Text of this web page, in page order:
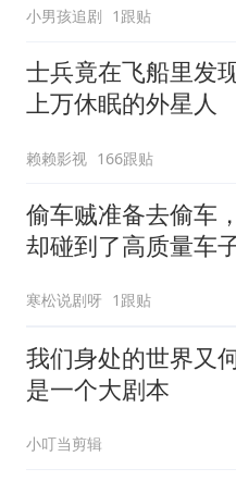
小男孩追剧 1跟贴
士兵竟在飞船里发
上万休眠的外星人
赖赖影视 166跟贴
偷车贼准备去偷车
却碰到了高质量车
寒松说剧呀 1跟贴
我们身处的世界又
是一个大剧本
小叮当剪辑